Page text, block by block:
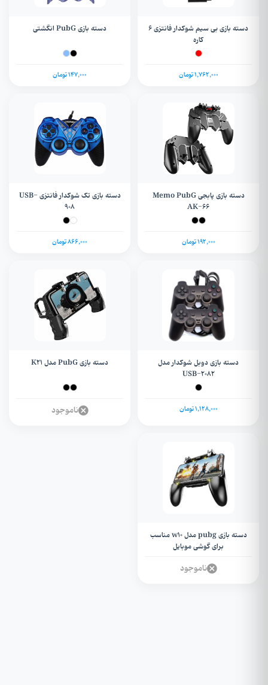
دسته بازی بی سیم شوکدار فانتزی 6
کاره
1,762,000 تومان
دسته بازی PubG انگشتی
147,000 تومان
دسته بازی پابجی Memo PubG
AK-66
192,000 تومان
دسته بازی تک شوکدار فانتزی USB-
908
866,000 تومان
دسته بازی دوبل شوکدار مدل
USB-۲۰۸۲
1,128,000 تومان
دسته بازی PubG مدل K21
ناموجود
دسته بازی pubg مدل w10 مناسب
برای گوشی موبایل
ناموجود